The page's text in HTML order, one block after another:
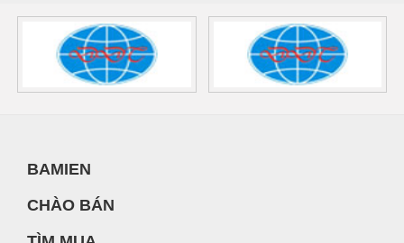
BAMIEN
CHÀO BÁN